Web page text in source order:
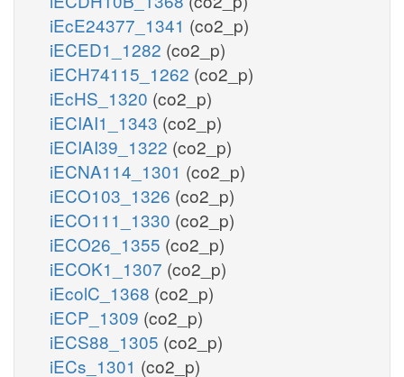
iEcE24377_1341 (co2_p)
iECED1_1282 (co2_p)
iECH74115_1262 (co2_p)
iEcHS_1320 (co2_p)
iECIAI1_1343 (co2_p)
iECIAI39_1322 (co2_p)
iECNA114_1301 (co2_p)
iECO103_1326 (co2_p)
iECO111_1330 (co2_p)
iECO26_1355 (co2_p)
iECOK1_1307 (co2_p)
iEcolC_1368 (co2_p)
iECP_1309 (co2_p)
iECS88_1305 (co2_p)
iECs_1301 (co2_p)